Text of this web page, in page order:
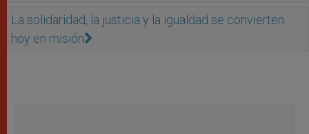
La solidaridad, la justicia y la igualdad se convierten
hoy en misión